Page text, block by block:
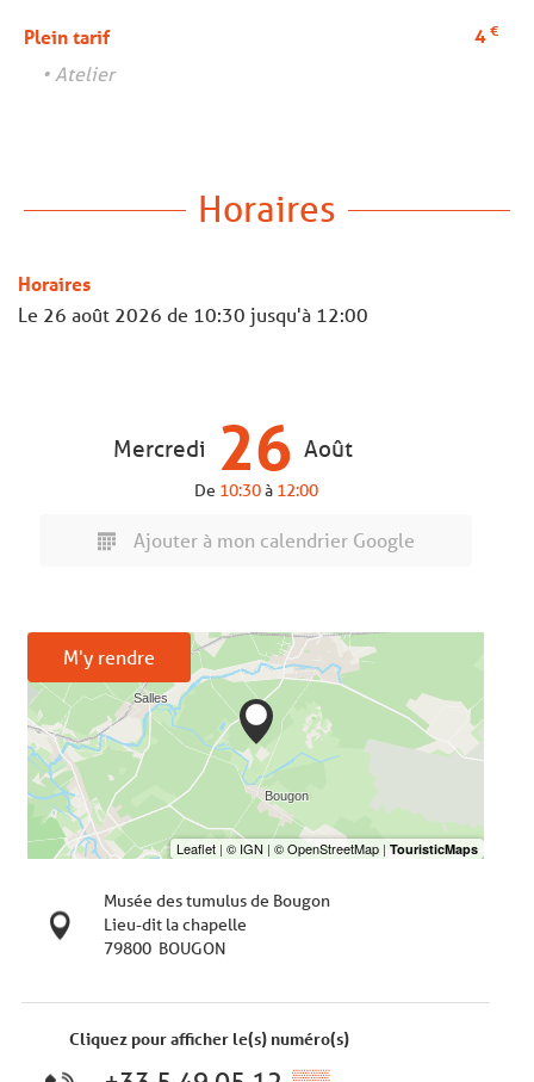
Plein tarif 4€
• Atelier
Horaires
Horaires
Le 26 août 2026 de 10:30 jusqu'à 12:00
Mercredi 26 Août
De 10:30à 12:00
Ajouter à mon calendrier Google
M'y rendre
Musée des tumulus de Bougon
Lieu-dit la chapelle
79800 BOUGON
Cliquez pour afficher le(s) numéro(s)